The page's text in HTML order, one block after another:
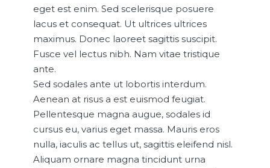
eget est enim. Sed scelerisque posuere
lacus et consequat. Ut ultrices ultrices
maximus. Donec laoreet sagittis suscipit.
Fusce vel lectus nibh. Nam vitae tristique
ante.
Sed sodales ante ut lobortis interdum.
Aenean at risus a est euismod feugiat.
Pellentesque magna augue, sodales id
cursus eu, varius eget massa. Mauris eros
nulla, iaculis ac tellus ut, sagittis eleifend nisl.
Aliquam ornare magna tincidunt urna